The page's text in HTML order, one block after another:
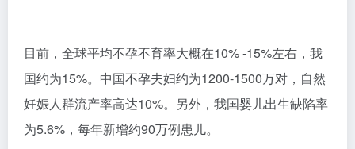
目前，全球平均不孕不育率大概在10% -15%左右，我
国约为15%。中国不孕夫妇约为1200-1500万对，自然
妊娠人群流产率高达10%。另外，我国婴儿出生缺陷率
为5.6%，每年新增约90万例患儿。